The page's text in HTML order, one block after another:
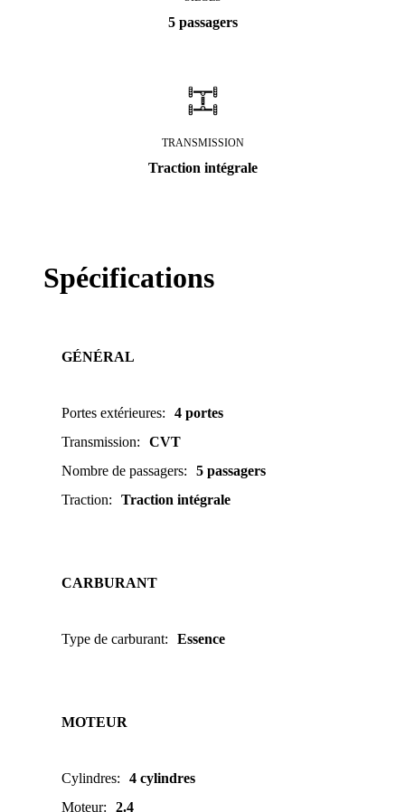
5 passagers
TRANSMISSION
Traction intégrale
Spécifications
GÉNÉRAL
Portes extérieures:
4 portes
Transmission:
CVT
Nombre de passagers:
5 passagers
Traction: Traction intégrale
CARBURANT
Type de carburant: Essence
MOTEUR
Cylindres:
4 cylindres
Moteur: 2.4